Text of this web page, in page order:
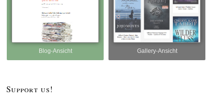
Blog-Ansicht Gallery-Ansicht
Support us!